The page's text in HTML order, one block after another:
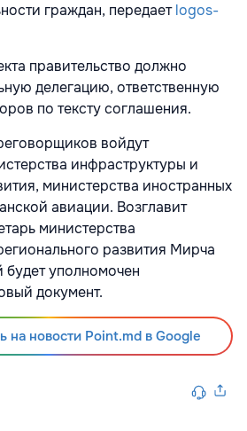
граждан, передаетlogos-
правительство должно
делегацию, ответственную
по тексту соглашения.
войдут
инфраструктуры и
министерства иностранных
авиации. Возглавит
министерства
развития Мирча
будет уполномочен
документ.
на новости Point.md в Google